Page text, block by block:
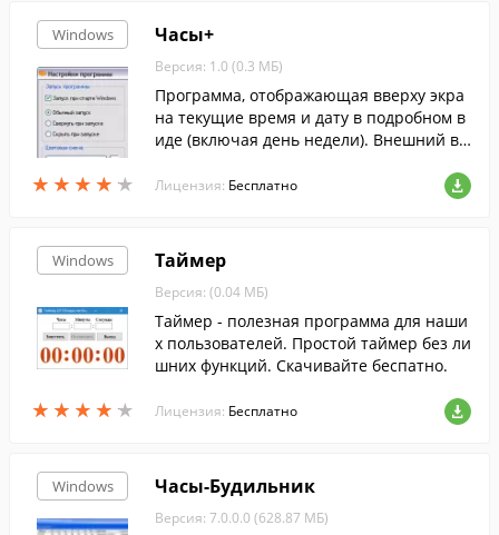
Windows
★ ★ ★ ★ ★
★ ★ ★ ★ ★
Часы+
Версия: 1.0 (0.3 МБ)
Программа, отображающая вверху экра
на текущие время и дату в подробном в
иде (включая день недели). Внешний ви
Лицензия: Бесплатно
Windows
★ ★ ★ ★ ★
★ ★ ★ ★ ★
Таймер
Версия: (0.04 МБ)
Таймер - полезная программа для наши
х пользователей. Простой таймер без ли
шних функций. Скачивайте беспатно.
Лицензия: Бесплатно
Windows Часы-Будильник
Версия: 7.0.0.0 (628.87 МБ)